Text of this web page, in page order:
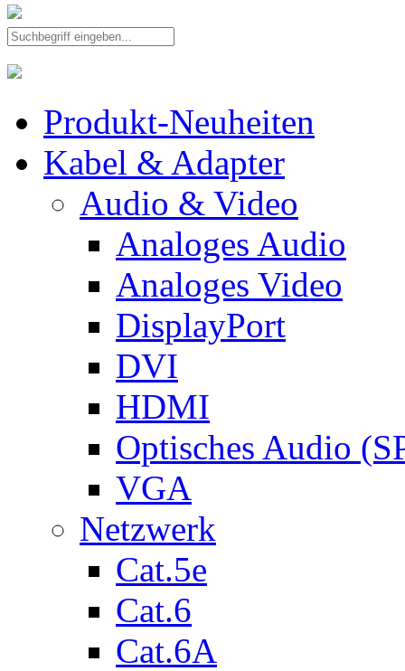
Produkt-Neuheiten
Kabel & Adapter
Audio & Video
Analoges Audio
Analoges Video
DisplayPort
DVI
HDMI
Optisches Audio
VGA
Netzwerk
Cat.5e
Cat.6
Cat.6A